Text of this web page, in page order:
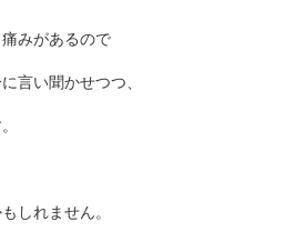
みがあるので
言い聞かせつつ、
しれません。